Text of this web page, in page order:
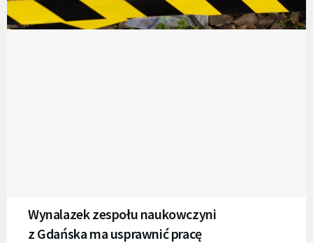
Wynalazek zespołu naukowczyni
z Gdańska ma usprawnić pracę